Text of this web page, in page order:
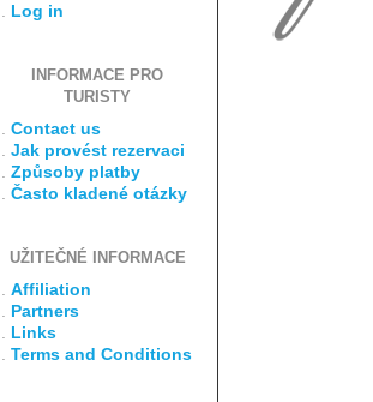
Log in
INFORMACE PRO
TURISTY
Contact us
Jak provést rezervaci
Způsoby platby
Často kladené otázky
UŽITEČNÉ INFORMACE
Affiliation
Partners
Links
Terms and Conditions